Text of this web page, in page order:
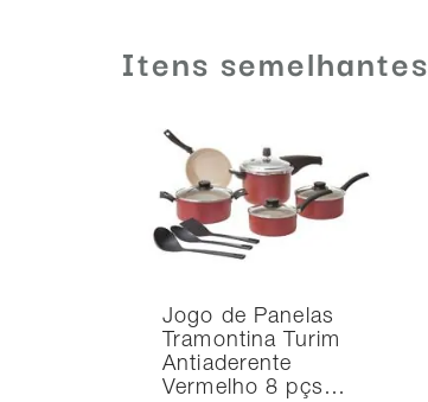
Itens semelhantes
Jogo de Panelas
Tramontina Turim
Antiaderente
Vermelho 8 pçs…